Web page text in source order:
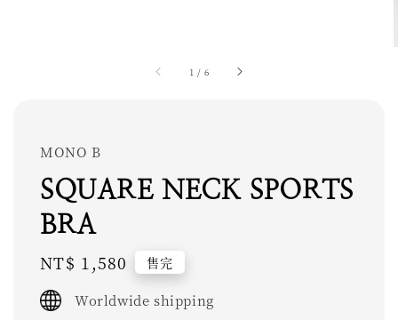
1 / 6
MONO B
SQUARE NECK SPORTS
BRA
Regular
price
NT$ 1,580 售完
Worldwide shipping